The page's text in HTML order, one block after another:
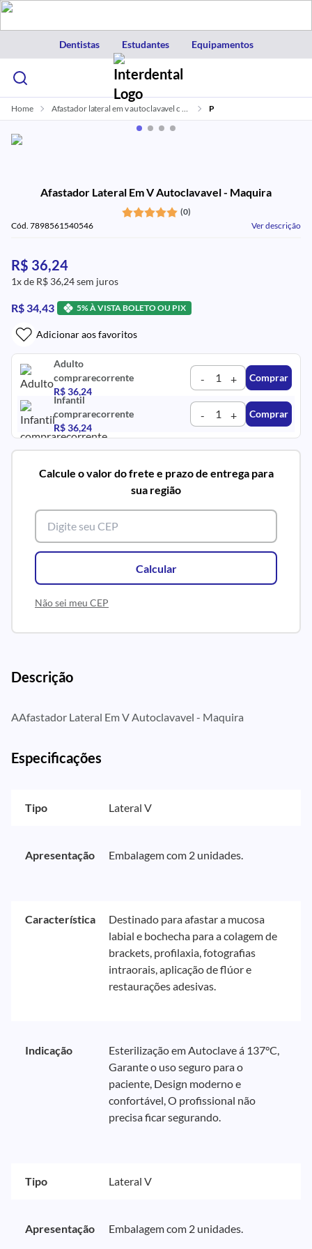
Dentistas Estudantes Equipamentos
Home Afastador lateral em v autoclavavel c 2 maquira P
Afastador Lateral Em V Autoclavavel - Maquira
(0)
Cód. 7898561540546
Ver descrição
R$ 36,24
1x de R$ 36,24 sem juros
R$ 34,43 5% À VISTA BOLETO OU PIX
Adicionar aos favoritos
Adulto
comprarecorrente
R$ 36,24
- +
Comprar
Infantil
comprarecorrente
R$ 36,24
- + Comprar
Calcule o valor do frete e prazo de entrega para
sua região
Calcular
Não sei meu CEP
Descrição
AAfastador Lateral Em V Autoclavavel - Maquira
Especificações
Tipo Lateral V
Apresentação Embalagem com 2 unidades.
Característica
Destinado para afastar a mucosa
labial e bochecha para a colagem de
brackets, profilaxia, fotografias
intraorais, aplicação de flúor e
restaurações adesivas.
Indicação
Esterilização em Autoclave á 137°C,
Garante o uso seguro para o
paciente, Design moderno e
confortável, O profissional não
precisa ficar segurando.
Tipo Lateral V
Apresentação Embalagem com 2 unidades.